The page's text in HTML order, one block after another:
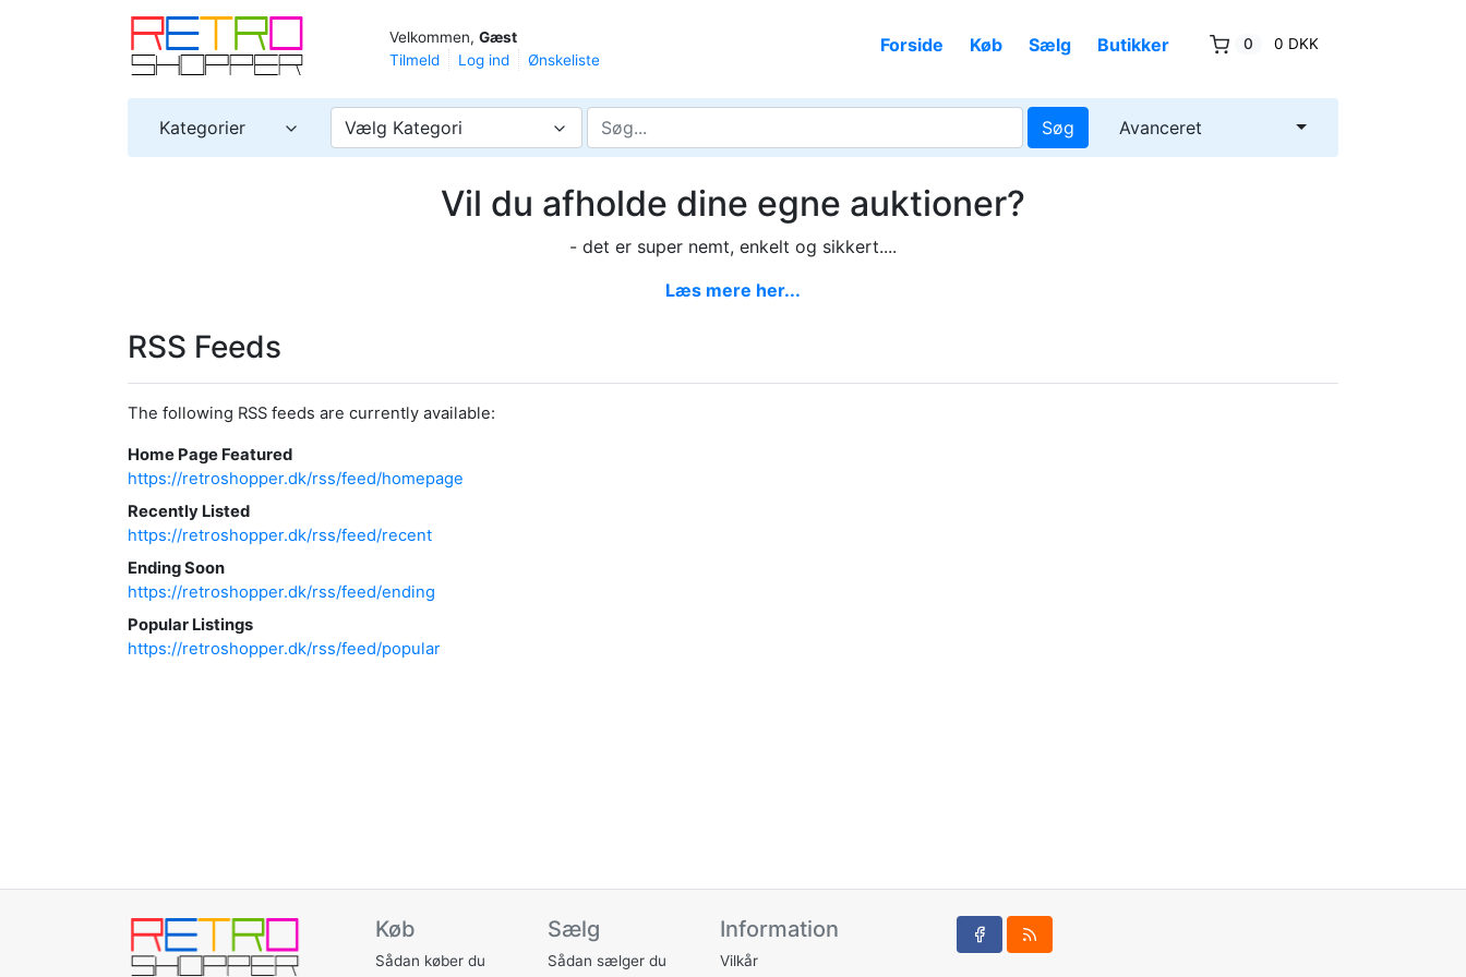
Velkommen, Gæst
Tilmeld
Log ind Ønskeliste
Forside Køb Sælg Butikker 0 0 DKK
Kategorier Vælg Kategori Søg Avanceret
Vil du afholde dine egne auktioner?
- det er super nemt, enkelt og sikkert....
Læs mere her...
RSS Feeds
The following RSS feeds are currently available:
Home Page Featured
https://retroshopper.dk/rss/feed/homepage
Recently Listed
https://retroshopper.dk/rss/feed/recent
Ending Soon
https://retroshopper.dk/rss/feed/ending
Popular Listings
https://retroshopper.dk/rss/feed/popular
Køb
Sådan køber du
Sælg
Sådan sælger du
Information
Vilkår